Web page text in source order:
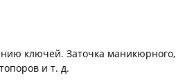
ключей. Заточка маникюрного,
и т. д.